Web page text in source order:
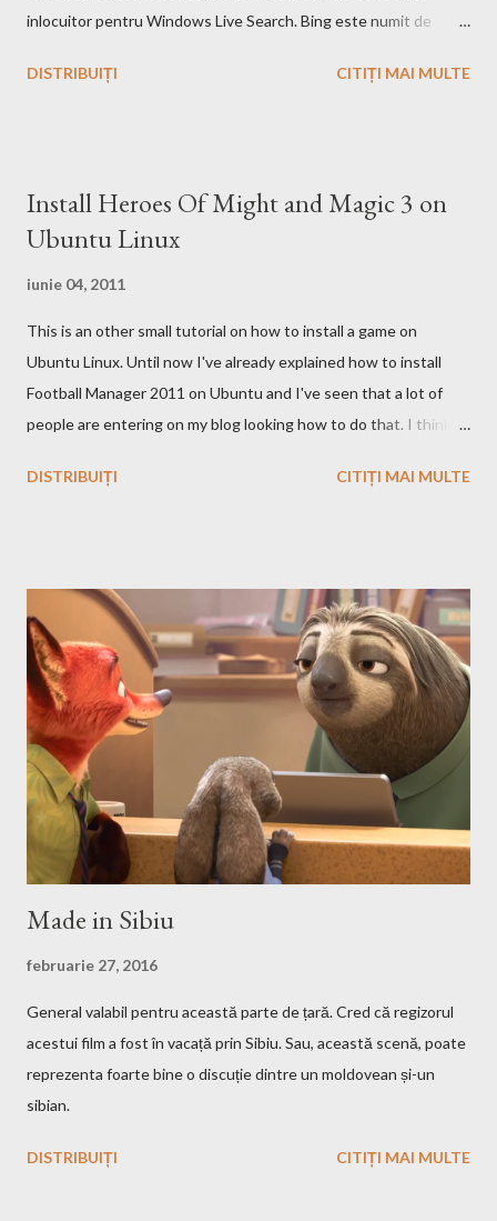
inlocuitor pentru Windows Live Search. Bing este numit de
Bing da si un mic exemplu cum poti sa castigi bani de pe urma
care face acest lucru. Ramane la decizia voastra ce motor de
cautare sa folositi!
DISTRIBUIȚI CITIȚI MAI MULTE
Install Heroes Of Might and Magic 3 on
Ubuntu Linux
iunie 04, 2011
This is an other small tutorial on how to install a game on
Ubuntu Linux. Until now I've already explained how to install
Football Manager 2011 on Ubuntu and I've seen that a lot of
people are entering on my blog looking how to do that. I think
the story and the game play is calling you to play it also in Linux,
definitively sure that you'll find a site from which to download
the game files ;). Installation After downloading the game you
have to install it. If the *.iso file is compressed in a *.bz2 file you
have to uncompressed it. After that write in the Terminal this,
after you go with cd command in the folder where the iso file is:
sudo mount -t iso9660 -o loop HMM3-Linux.iso /mnt/fakecd ...
DISTRIBUIȚI CITIȚI MAI MULTE
Made in Sibiu
februarie 27, 2016
General valabil pentru această parte de țară. Cred că regizorul
acestui film a fost în vacață prin Sibiu. Sau, această scenă, poate
reprezenta foarte bine o discuție dintre un moldovean și-un
sibian.
DISTRIBUIȚI CITIȚI MAI MULTE